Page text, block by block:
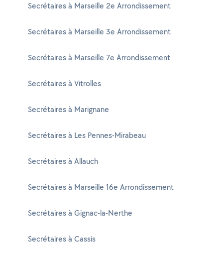
Secrétaires à Marseille 2e Arrondissement
Secrétaires à Marseille 3e Arrondissement
Secrétaires à Marseille 7e Arrondissement
Secrétaires à Vitrolles
Secrétaires à Marignane
Secrétaires à Les Pennes-Mirabeau
Secrétaires à Allauch
Secrétaires à Marseille 16e Arrondissement
Secrétaires à Gignac-la-Nerthe
Secrétaires à Cassis